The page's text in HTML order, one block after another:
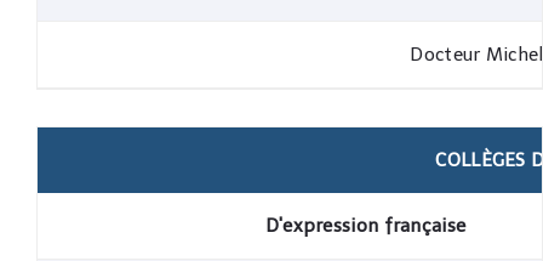
Docteur
COLLÈGES
D'expression française